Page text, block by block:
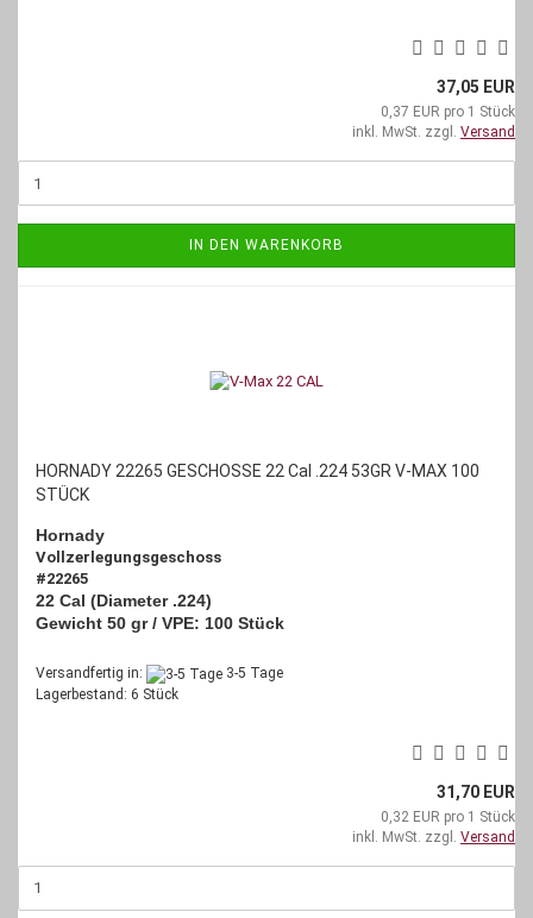
37,05 EUR
0,37 EUR pro 1 Stück
inkl. MwSt. zzgl. Versand
IN DEN WARENKORB
HORNADY 22265 GESCHOSSE 22 Cal .224 53GR V-MAX 100
STÜCK
Hornady
Vollzerlegungsgeschoss
#22265
22 Cal (Diameter .224)
Gewicht 50 gr / VPE: 100 Stück
Versandfertig in:
3-5 Tage
Lagerbestand: 6 Stück
31,70 EUR
0,32 EUR pro 1 Stück
inkl. MwSt. zzgl. Versand